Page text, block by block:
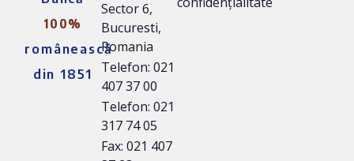
100%
românească
din 1851
Sector 6,
Bucuresti,
Romania
Telefon: 021
407 37 00
Telefon: 021
317 74 05
Fax: 021 407